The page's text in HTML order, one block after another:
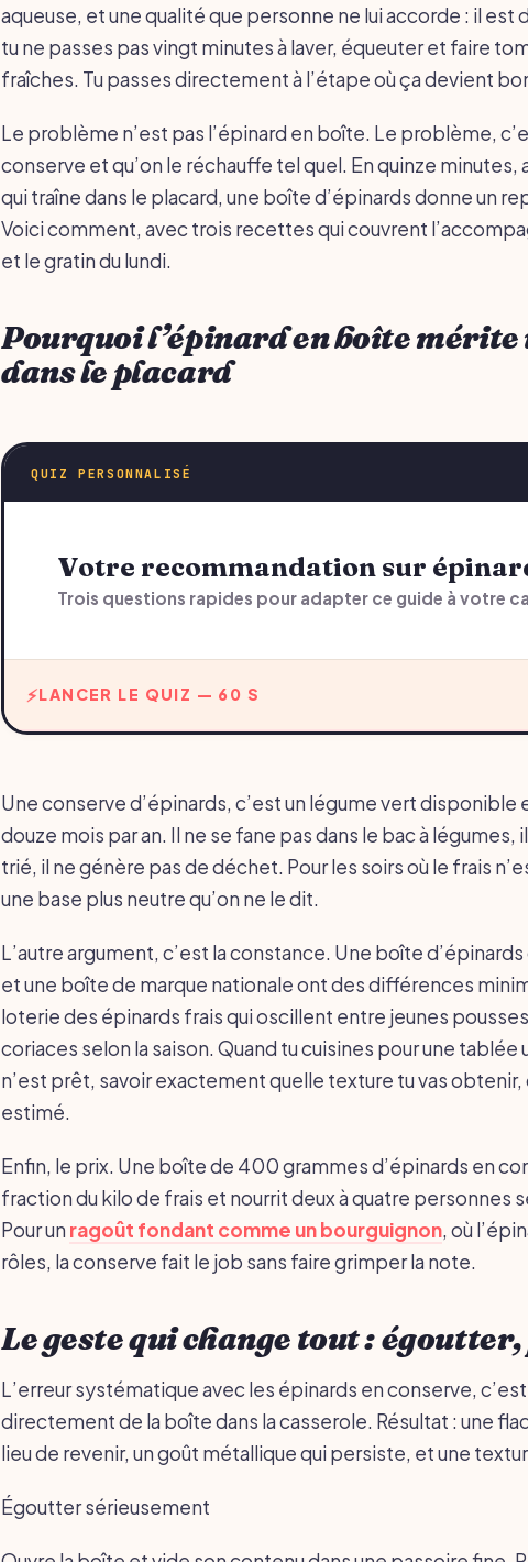
aqueuse, et une qualité que personne ne lui accorde : il est
tu ne passes pas vingt minutes à laver, équeuter et faire
fraîches. Tu passes directement à l’étape où ça devient
Le problème n’est pas l’épinard en boîte. Le problème,
conserve et qu’on le réchauffe tel quel. En quinze
qui traîne dans le placard, une boîte d’épinards donne un
Voici comment, avec trois recettes qui couvrent
et le gratin du lundi.
Pourquoi l’épinard en boîte mérite
dans le placard
QUIZ PERSONNALISÉ
Votre recommandation sur
Trois questions rapides pour adapter ce guide à votre
LANCER LE QUIZ — 60 S
Une conserve d’épinards, c’est un légume vert
douze mois par an. Il ne se fane pas dans le bac à légumes,
trié, il ne génère pas de déchet. Pour les soirs où le frais
une base plus neutre qu’on ne le dit.
L’autre argument, c’est la constance. Une boîte
et une boîte de marque nationale ont des différences
loterie des épinards frais qui oscillent entre jeunes
coriaces selon la saison. Quand tu cuisines pour une tablée
n’est prêt, savoir exactement quelle texture tu vas obtenir,
estimé.
Enfin, le prix. Une boîte de 400 grammes d’épinards en
fraction du kilo de frais et nourrit deux à quatre personnes
Pour un ragoût fondant comme un bourguignon, où
rôles, la conserve fait le job sans faire grimper la note.
Le geste qui change tout :
L’erreur systématique avec les épinards en conserve,
directement de la boîte dans la casserole. Résultat : une
lieu de revenir, un goût métallique qui persiste, et une
Égoutter sérieusement